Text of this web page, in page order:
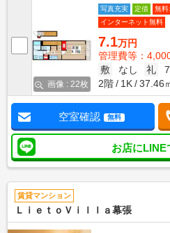
画像 : 22枚
写真充実 定借
無料
インターネット無料
7.1万円
管理費等：
敷
なし 礼
2階
1K 37.46
空室確認 無料
お店にLINE
賃貸マンション
ＬｉｅｔｏＶｉｌｌａ幕張